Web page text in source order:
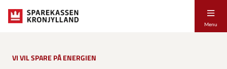
Menu
VI VIL SPARE PÅ ENERGIEN